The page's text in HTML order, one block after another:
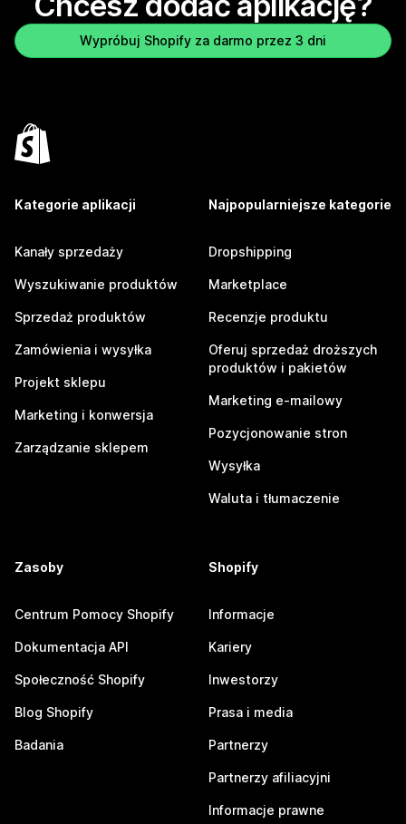
Wypróbuj Shopify za darmo przez 3 dni
Kategorie aplikacji
Kanały sprzedaży
Wyszukiwanie produktów
Sprzedaż produktów
Zamówienia i wysyłka
Projekt sklepu
Marketing i konwersja
Zarządzanie sklepem
Najpopularniejsze kategorie
Dropshipping
Marketplace
Recenzje produktu
Oferuj sprzedaż droższych
produktów i pakietów
Marketing e-mailowy
Pozycjonowanie stron
Wysyłka
Waluta i tłumaczenie
Zasoby
Centrum Pomocy Shopify
Dokumentacja API
Społeczność Shopify
Blog Shopify
Badania
Shopify
Informacje
Kariery
Inwestorzy
Prasa i media
Partnerzy
Partnerzy afiliacyjni
Informacje prawne